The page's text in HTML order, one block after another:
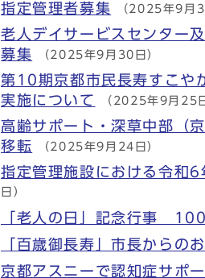
指定管理者募集 （2025年9月
老人デイサービスセンター
募集 （2025年9月30日）
第10期京都市民長寿すこや
実施について （2025年9月25
高齢サポート・深草中部（
移転 （2025年9月24日）
指定管理施設における令和
日）
「老人の日」記念行事
「百歳御長寿」市長からの
京都アスニーで認知症サポ